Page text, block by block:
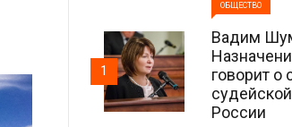
ОБЩЕСТВО
Вадим
говорит о
России
1